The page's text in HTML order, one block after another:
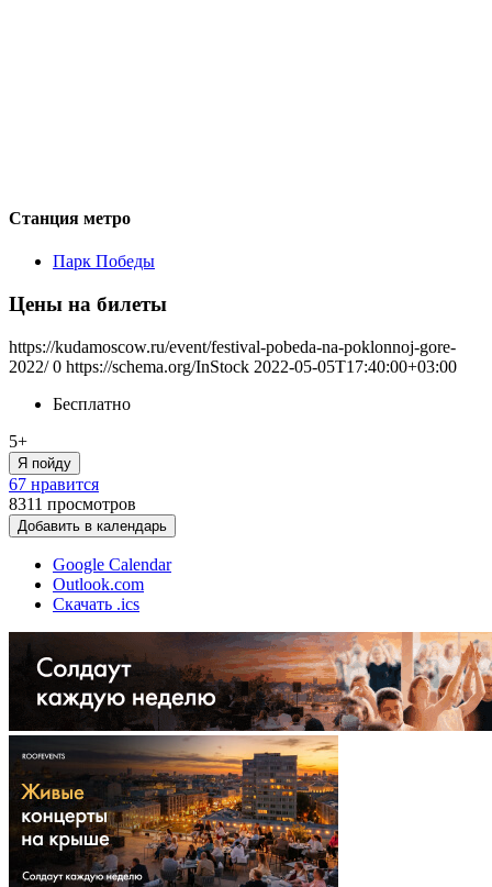
Станция метро
Парк Победы
Цены на билеты
https://kudamoscow.ru/event/festival-pobeda-na-poklonnoj-gore-
2022/ 0 https://schema.org/InStock 2022-05-05T17:40:00+03:00
Бесплатно
5+
Я пойду
67 нравится
8311 просмотров
Добавить в календарь
Google Calendar
Outlook.com
Скачать .ics